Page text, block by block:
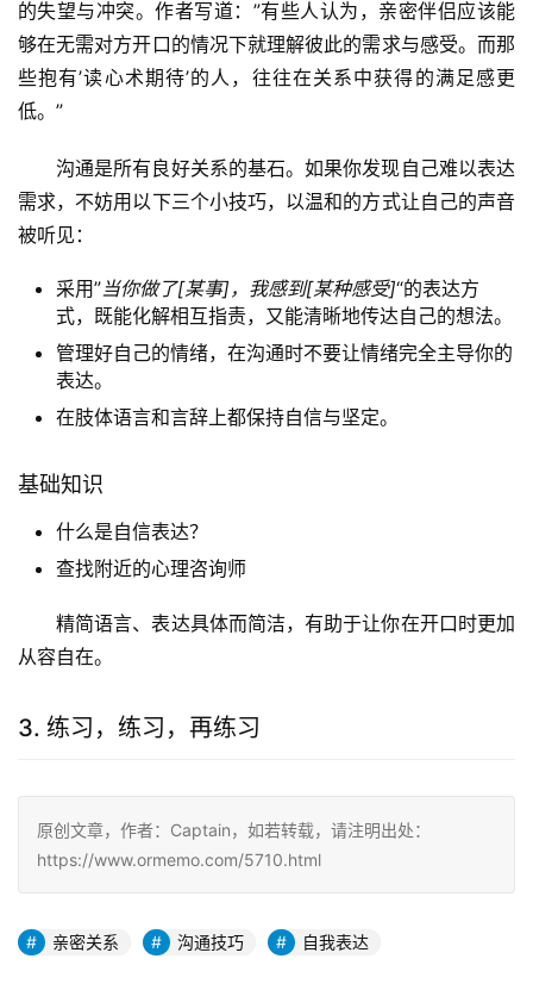
的失望与冲突。作者写道：”有些人认为，亲密伴侣应该能
够在无需对方开口的情况下就理解彼此的需求与感受。而那
些抱有’读心术期待’的人，往往在关系中获得的满足感更
低。”
沟通是所有良好关系的基石。如果你发现自己难以表达
需求，不妨用以下三个小技巧，以温和的方式让自己的声音
被听见：
采用”当你做了[某事]，我感到[某种感受]“的表达方
式，既能化解相互指责，又能清晰地传达自己的想法。
管理好自己的情绪，在沟通时不要让情绪完全主导你的
表达。
在肢体语言和言辞上都保持自信与坚定。
基础知识
什么是自信表达？
查找附近的心理咨询师
精简语言、表达具体而简洁，有助于让你在开口时更加
从容自在。
3. 练习，练习，再练习
原创文章，作者：Captain，如若转载，请注明出处：
https://www.ormemo.com/5710.html
亲密关系 沟通技巧 自我表达